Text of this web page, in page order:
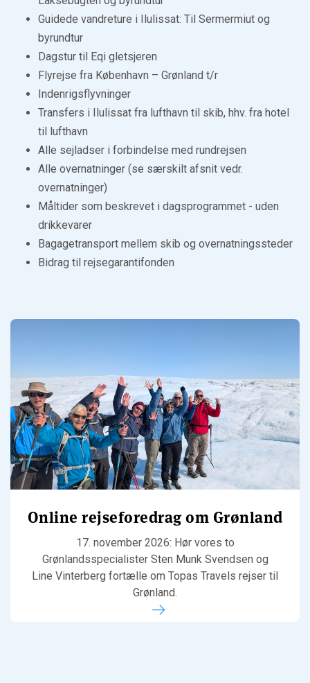
Guidede vandreture i Ilulissat: Til Sermermiut og
byrundtur
Dagstur til Eqi gletsjeren
Flyrejse fra København – Grønland t/r
Indenrigsflyvninger
Transfers i Ilulissat fra lufthavn til skib, hhv. fra hotel
til lufthavn
Alle sejladser i forbindelse med rundrejsen
Alle overnatninger (se særskilt afsnit vedr.
overnatninger)
Måltider som beskrevet i dagsprogrammet - uden
drikkevarer
Bagagetransport mellem skib og overnatningssteder
Bidrag til rejsegarantifonden
Online rejseforedrag om Grønland
17. november 2026: Hør vores to
Grønlandsspecialister Sten Munk Svendsen og
Line Vinterberg fortælle om Topas Travels rejser til
Grønland.